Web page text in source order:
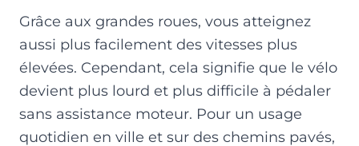
Grâce aux grandes roues, vous atteignez
aussi plus facilement des vitesses plus
élevées. Cependant, cela signifie que le vélo
devient plus lourd et plus difficile à pédaler
sans assistance moteur. Pour un usage
quotidien en ville et sur des chemins pavés,